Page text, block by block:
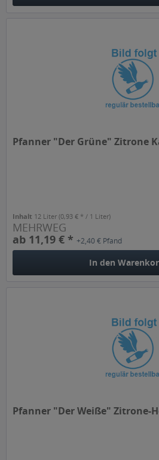
Pfanner "Der Grüne" Zitrone
Inhalt 12 Liter(0,93 € * / 1 Liter)
MEHRWEG
ab 11,19 € *+2,40 € Pfand
In den
Pfanner "Der Weiße" Zitrone-